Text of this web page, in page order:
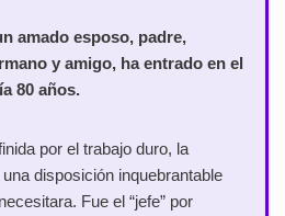
amado esposo, padre,
y amigo, ha entrado en el
80 años.
por el trabajo duro, la
disposición inquebrantable
Fue el “jefe” por